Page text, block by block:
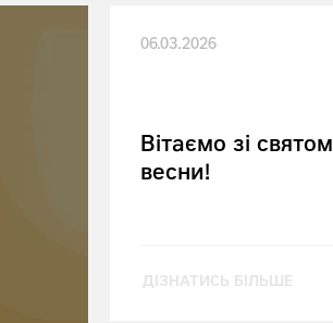
06.03.2026
Вітаємо зі святом
весни!
ДІЗНАТИСЬ БІЛЬШЕ